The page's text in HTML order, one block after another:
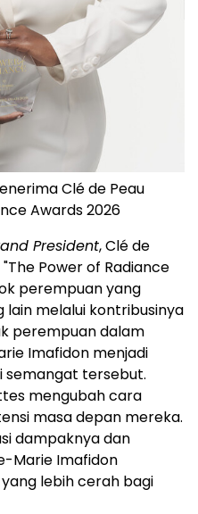
Clé de Peau
Awards 2026
President, Clé de
Power of Radiance
perempuan yang
lain melalui kontribusinya
perempuan dalam
Imafidon menjadi
semangat tersebut.
mengubah cara
masa depan mereka.
dampaknya dan
Marie Imafidon
lebih cerah bagi